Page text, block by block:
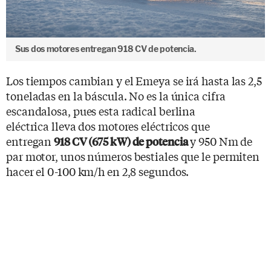
Sus dos motores entregan 918 CV de potencia.
Los tiempos cambian y el Emeya se irá hasta las 2,5
toneladas en la báscula. No es la única cifra
escandalosa, pues esta radical berlina
eléctrica lleva dos motores eléctricos que
entregan918 CV (675 kW) de potenciay 950 Nm de
par motor, unos números bestiales que le permiten
hacer el 0-100 km/h en 2,8 segundos.